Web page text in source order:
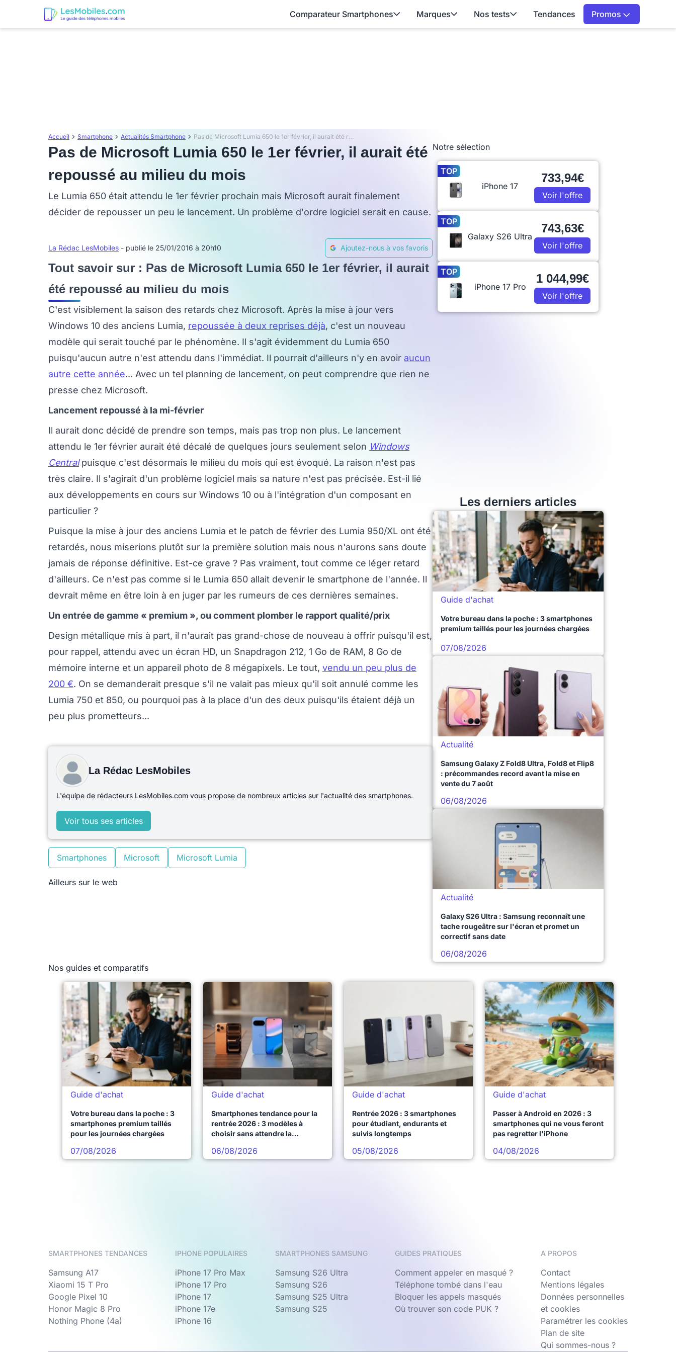
Comparateur Smartphones Marques Nos tests Tendances Promos
Accueil Smartphone Actualités Smartphone Pas de Microsoft Lumia 650 le 1er février, il aurait été repoussé au milieu du mois
Pas de Microsoft Lumia 650 le 1er février, il aurait été
repoussé au milieu du mois
Le Lumia 650 était attendu le 1er février prochain mais Microsoft aurait finalement
décider de repousser un peu le lancement. Un problème d'ordre logiciel serait en cause.
La Rédac LesMobiles - publié le 25/01/2016 à 20h10 Ajoutez-nous à vos favoris
Tout savoir sur : Pas de Microsoft Lumia 650 le 1er février, il aurait
été repoussé au milieu du mois
C'est visiblement la saison des retards chez Microsoft. Après la mise à jour vers
Windows 10 des anciens Lumia, repoussée à deux reprises déjà, c'est un nouveau
modèle qui serait touché par le phénomène. Il s'agit évidemment du Lumia 650
puisqu'aucun autre n'est attendu dans l'immédiat. Il pourrait d'ailleurs n'y en avoir aucun
autre cette année... Avec un tel planning de lancement, on peut comprendre que rien ne
presse chez Microsoft.
Lancement repoussé à la mi-février
Il aurait donc décidé de prendre son temps, mais pas trop non plus. Le lancement
attendu le 1er février aurait été décalé de quelques jours seulement selon Windows
Centralpuisque c'est désormais le milieu du mois qui est évoqué. La raison n'est pas
très claire. Il s'agirait d'un problème logiciel mais sa nature n'est pas précisée. Est-il lié
aux développements en cours sur Windows 10 ou à l'intégration d'un composant en
particulier ?
Puisque la mise à jour des anciens Lumia et le patch de février des Lumia 950/XL ont été
retardés, nous miserions plutôt sur la première solution mais nous n'aurons sans doute
jamais de réponse définitive. Est-ce grave ? Pas vraiment, tout comme ce léger retard
d'ailleurs. Ce n'est pas comme si le Lumia 650 allait devenir le smartphone de l'année. Il
devrait même en être loin à en juger par les rumeurs de ces dernières semaines.
Un entrée de gamme « premium », ou comment plomber le rapport qualité/prix
Design métallique mis à part, il n'aurait pas grand-chose de nouveau à offrir puisqu'il est,
pour rappel, attendu avec un écran HD, un Snapdragon 212, 1 Go de RAM, 8 Go de
mémoire interne et un appareil photo de 8 mégapixels. Le tout, vendu un peu plus de
200 €. On se demanderait presque s'il ne valait pas mieux qu'il soit annulé comme les
Lumia 750 et 850, ou pourquoi pas à la place d'un des deux puisqu'ils étaient déjà un
peu plus prometteurs...
La Rédac LesMobiles
L'équipe de rédacteurs LesMobiles.com vous propose de nombreux articles sur l'actualité des smartphones.
Voir tous ses articles
Smartphones Microsoft Microsoft Lumia
Ailleurs sur le web
Notre sélection
TOP
iPhone 17
733,94€
Voir l'offre
TOP
Galaxy S26 Ultra
743,63€
Voir l'offre
TOP
iPhone 17 Pro
1 044,99€
Voir l'offre
Les derniers articles
Guide d'achat
Votre bureau dans la poche : 3 smartphones
premium taillés pour les journées chargées
07/08/2026
Actualité
Samsung Galaxy Z Fold8 Ultra, Fold8 et Flip8
: précommandes record avant la mise en
vente du 7 août
06/08/2026
Actualité
Galaxy S26 Ultra : Samsung reconnaît une
tache rougeâtre sur l'écran et promet un
correctif sans date
06/08/2026
Nos guides et comparatifs
Guide d'achat
Votre bureau dans la poche : 3
smartphones premium taillés
pour les journées chargées
07/08/2026
Guide d'achat
Smartphones tendance pour la
rentrée 2026 : 3 modèles à
choisir sans attendre la
06/08/2026
Guide d'achat
Rentrée 2026 : 3 smartphones
pour étudiant, endurants et
suivis longtemps
05/08/2026
Guide d'achat
Passer à Android en 2026 : 3
smartphones qui ne vous feront
pas regretter l'iPhone
04/08/2026
SMARTPHONES TENDANCES
Samsung A17
Xiaomi 15 T Pro
Google Pixel 10
Honor Magic 8 Pro
Nothing Phone (4a)
IPHONE POPULAIRES
iPhone 17 Pro Max
iPhone 17 Pro
iPhone 17
iPhone 17e
iPhone 16
SMARTPHONES SAMSUNG
Samsung S26 Ultra
Samsung S26
Samsung S25 Ultra
Samsung S25
GUIDES PRATIQUES
Comment appeler en masqué ?
Téléphone tombé dans l'eau
Bloquer les appels masqués
Où trouver son code PUK ?
A PROPOS
Contact
Mentions légales
Données personnelles
et cookies
Paramétrer les cookies
Plan de site
Qui sommes-nous ?